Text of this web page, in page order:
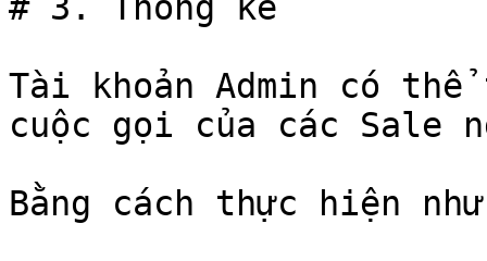
Tài khoản Admin có
cuộc gọi của các Sale
Bằng cách thực hiện